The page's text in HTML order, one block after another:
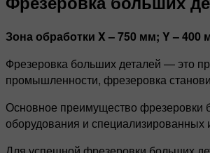
Зона обработки X – 750 мм; Y – 400
Фрезеровка больших деталей — это
промышленности, фрезеровка
Основное преимущество фрезеровки
оборудования и специализированных